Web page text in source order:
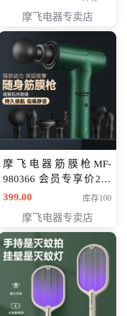
摩飞电器专卖店
摩飞电器筋膜枪MF-
980366 会员专享价299
元
399.00 库存100
摩飞电器专卖店